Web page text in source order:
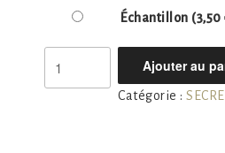
Échantillon (3,50
Ajouter au
Catégorie :